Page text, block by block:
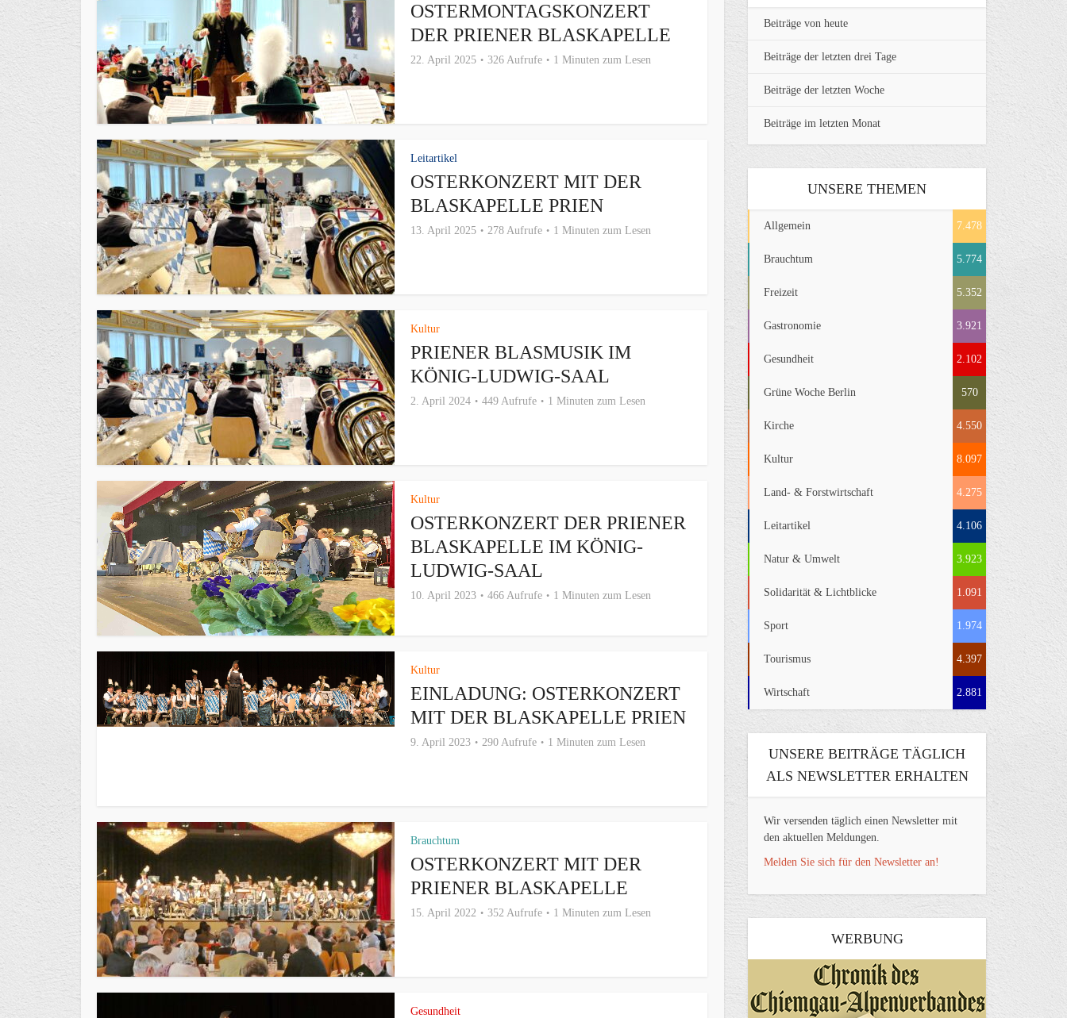
OSTERMONTAGSKONZERT
DER PRIENER BLASKAPELLE
22. April 2025 326 Aufrufe 1 Minuten zum Lesen
Leitartikel
OSTERKONZERT MIT DER
BLASKAPELLE PRIEN
13. April 2025 278 Aufrufe 1 Minuten zum Lesen
Kultur
PRIENER BLASMUSIK IM
KÖNIG-LUDWIG-SAAL
2. April 2024 449 Aufrufe 1 Minuten zum Lesen
Kultur
OSTERKONZERT DER PRIENER
BLASKAPELLE IM KÖNIG-
LUDWIG-SAAL
10. April 2023 466 Aufrufe 1 Minuten zum Lesen
Kultur
EINLADUNG: OSTERKONZERT
MIT DER BLASKAPELLE PRIEN
9. April 2023 290 Aufrufe 1 Minuten zum Lesen
Brauchtum
OSTERKONZERT MIT DER
PRIENER BLASKAPELLE
15. April 2022 352 Aufrufe 1 Minuten zum Lesen
Gesundheit
Beiträge von heute
Beiträge der letzten drei Tage
Beiträge der letzten Woche
Beiträge im letzten Monat
UNSERE THEMEN
Allgemein 7.478
Brauchtum 5.774
Freizeit 5.352
Gastronomie 3.921
Gesundheit 2.102
Grüne Woche Berlin 570
Kirche 4.550
Kultur 8.097
Land- & Forstwirtschaft 4.275
Leitartikel 4.106
Natur & Umwelt 3.923
Solidarität & Lichtblicke 1.091
Sport 1.974
Tourismus 4.397
Wirtschaft 2.881
UNSERE BEITRÄGE TÄGLICH
ALS NEWSLETTER ERHALTEN
Wir versenden täglich einen Newsletter mit
den aktuellen Meldungen.
Melden Sie sich für den Newsletter an!
WERBUNG